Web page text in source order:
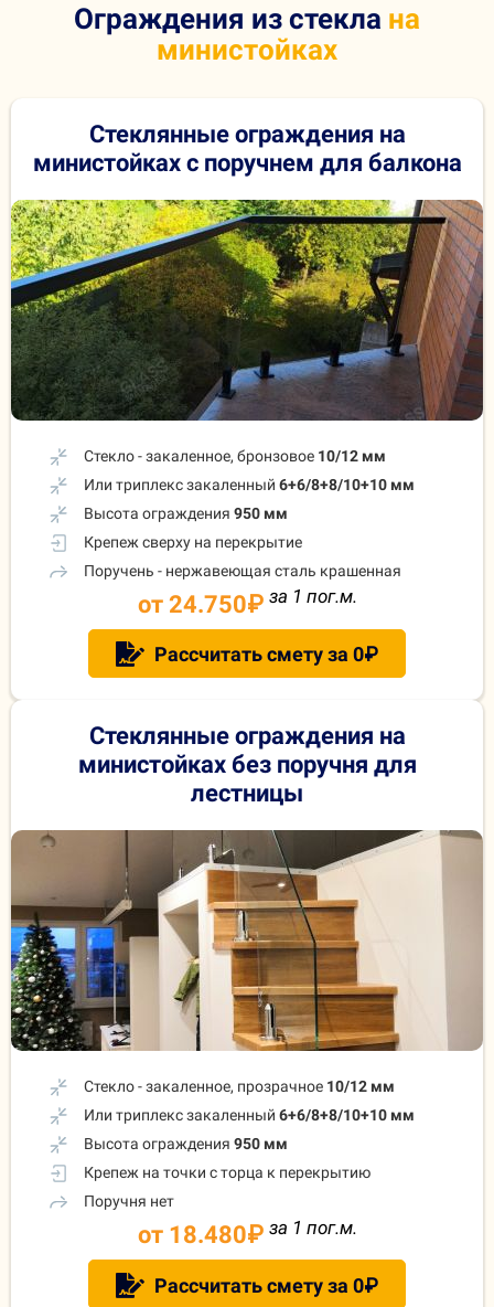
Ограждения из стекла на
министойках
Стеклянные ограждения на
министойках с поручнем для балкона
Стекло - закаленное, бронзовое 10/12 мм
Или триплекс закаленный 6+6/8+8/10+10 мм
Высота ограждения 950 мм
Крепеж сверху на перекрытие
Поручень - нержавеющая сталь крашенная
от 24.750₽ за 1 пог.м.
Рассчитать смету за 0₽
Стеклянные ограждения на
министойках без поручня для
лестницы
Стекло - закаленное, прозрачное 10/12 мм
Или триплекс закаленный 6+6/8+8/10+10 мм
Высота ограждения 950 мм
Крепеж на точки с торца к перекрытию
Поручня нет
от 18.480₽ за 1 пог.м.
Рассчитать смету за 0₽